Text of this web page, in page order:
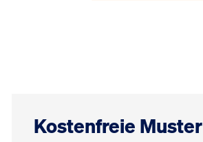
Kostenfreie Muster